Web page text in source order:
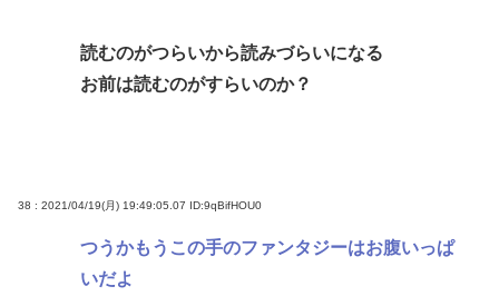
読むのがつらいから読みづらいになる
お前は読むのがすらいのか？
38 : 2021/04/19(月) 19:49:05.07 ID:9qBifHOU0
つうかもうこの手のファンタジーはお腹いっぱ
いだよ